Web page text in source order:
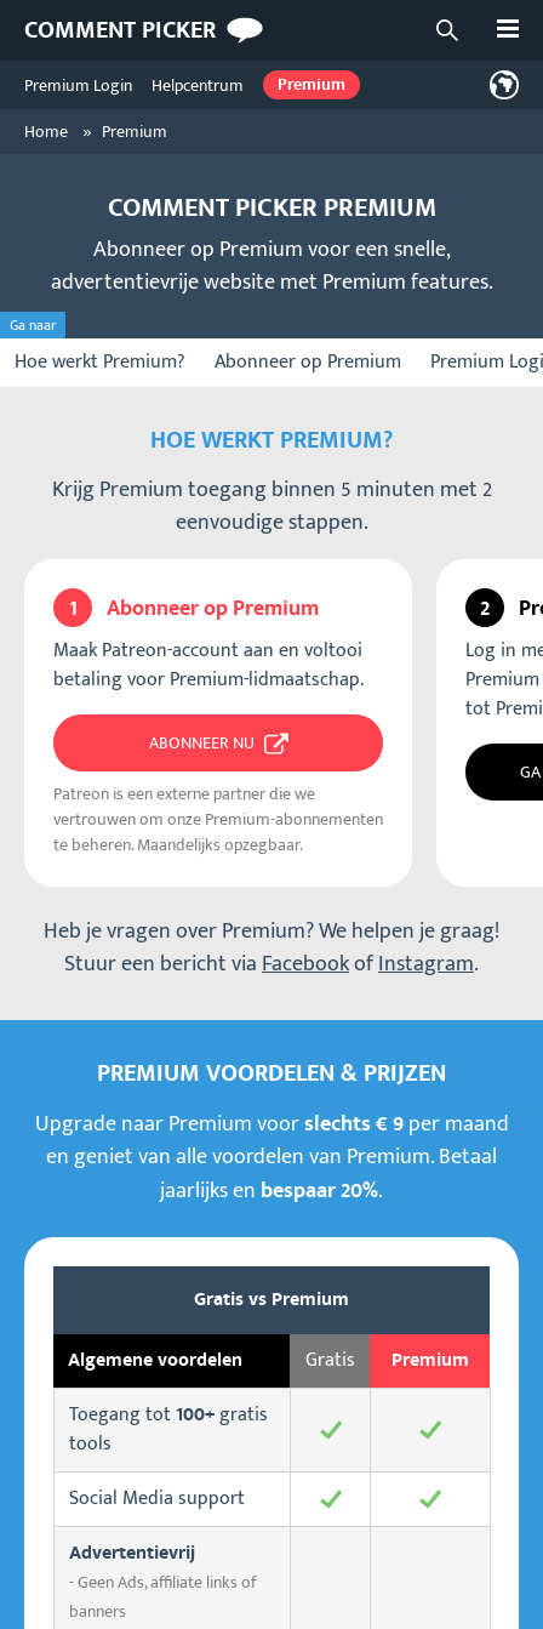
COMMENT PICKER Open
Premium Login Helpcentrum Premium
Home » Premium
COMMENT PICKER PREMIUM
Abonneer op Premium voor een snelle,
advertentievrije website met Premium features.
Ga naar
Hoe werkt Premium? Abonneer op Premium Premium
HOE WERKT PREMIUM?
Krijg Premium toegang binnen 5 minuten met 2
eenvoudige stappen.
1 Abonneer op Premium
Maak Patreon-account aan en voltooi
betaling voor Premium-lidmaatschap.
ABONNEER NU
Patreon is een externe partner die we
vertrouwen om onze Premium-abonnementen
te beheren. Maandelijks opzegbaar.
2
Log in
tot
Heb je vragen over Premium? We helpen je graag!
Stuur een bericht viaFacebookofInstagram.
PREMIUM VOORDELEN & PRIJZEN
Upgrade naar Premium voorslechts € 9per maand
en geniet van alle voordelen van Premium. Betaal
jaarlijks en bespaar 20%.
Gratis vs Premium
Algemene voordelen Gratis Premium
Toegang tot100+gratis
tools
✓
✓
Social Media support
✓ ✓
Advertentievrij
- Geen Ads, affiliate links of
banners